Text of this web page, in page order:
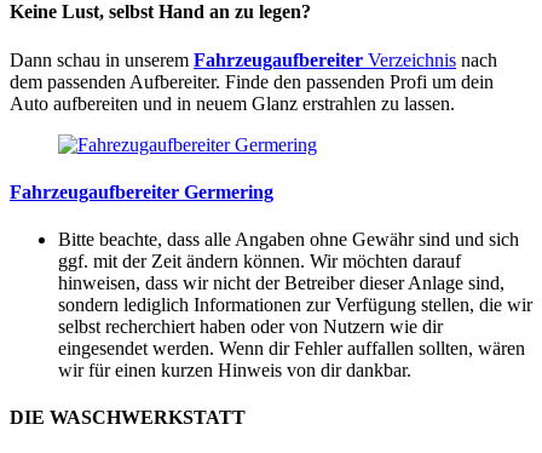
Keine Lust, selbst Hand an zu legen?
Dann schau in unserem Fahrzeugaufbereiter Verzeichnis nach
dem passenden Aufbereiter. Finde den passenden Profi um dein
Auto aufbereiten und in neuem Glanz erstrahlen zu lassen.
Fahrzeugaufbereiter Germering
Bitte beachte, dass alle Angaben ohne Gewähr sind und sich
ggf. mit der Zeit ändern können. Wir möchten darauf
hinweisen, dass wir nicht der Betreiber dieser Anlage sind,
sondern lediglich Informationen zur Verfügung stellen, die wir
selbst recherchiert haben oder von Nutzern wie dir
eingesendet werden. Wenn dir Fehler auffallen sollten, wären
wir für einen kurzen Hinweis von dir dankbar.
DIE WASCHWERKSTATT